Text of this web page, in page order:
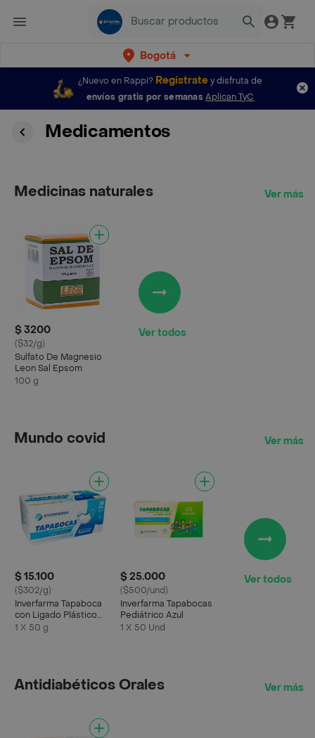
Bogotá
¿Nuevo en Rappi? Regístratey disfruta de
envíos gratis por semanas Aplican TyC
Medicamentos
Medicinas naturales Ver más
$ 3200
($32/g)
Sulfato De Magnesio
Leon Sal Epsom
100 g
Ver todos
Mundo covid Ver más
$ 15.100
($302/g)
Inverfarma Tapaboca
con Ligado Plástico
Azul
1 X 50 g
$ 25.000
($500/und)
Inverfarma Tapabocas
Pediátrico Azul
1 X 50 Und
Ver todos
Antidiabéticos Orales Ver más